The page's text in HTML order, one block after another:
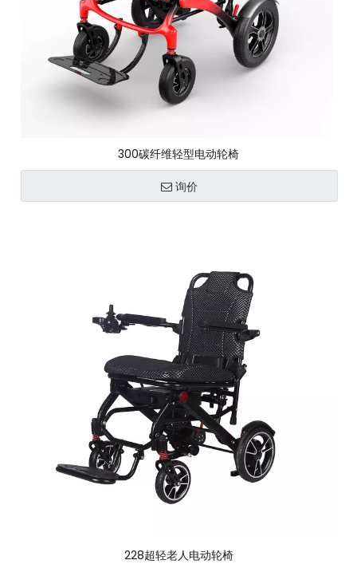
300碳纤维轻型电动轮椅
询价
228超轻老人电动轮椅